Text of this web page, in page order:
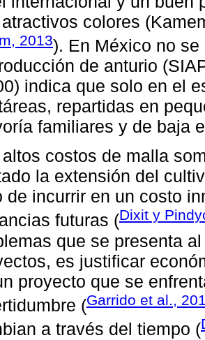
colores
2013). En México no
de anturio
indica que solo en el
repartidas en
familiares y de baja
altos costos de malla
la extensión del
de incurrir en un costo
futuras (Dixit y
que se presenta
es justificar
proyecto que se
(Garrido et al.,
a través del tiempo (